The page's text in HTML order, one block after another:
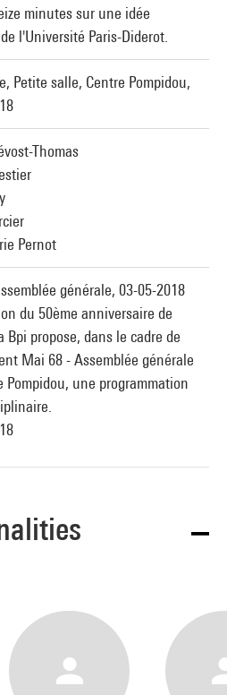
minutes sur une idée
l'Université Paris-Diderot.
Petite salle, Centre Pompidou,
Thomas
Pernot
générale, 03-05-2018
du 50ème anniversaire de
Bpi propose, dans le cadre de
Mai 68 - Assemblée générale
Pompidou, une programmation